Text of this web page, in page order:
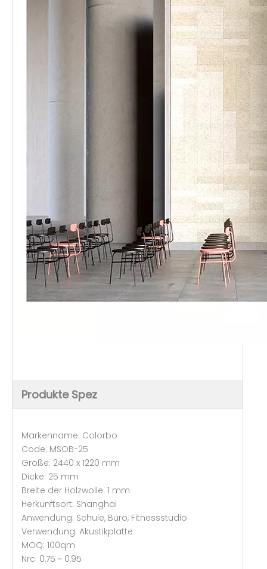
Produkte Spez
Markenname: Colorbo
Code: MSOB-25
Größe: 2440 x 1220 mm
Dicke: 25 mm
Breite der Holzwolle: 1 mm
Herkunftsort: Shanghai
Anwendung: Schule, Büro, Fitnessstudio
Verwendung: Akustikplatte
MOQ: 100qm
Nrc: 0,75 ~ 0,95